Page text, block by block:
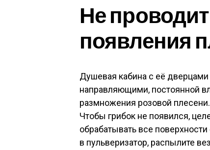
Не
появления
Душевая кабина с её
направляющими, постоянной
размножения розовой
Чтобы грибок не появился,
обрабатывать все
в пульверизатор, распылите